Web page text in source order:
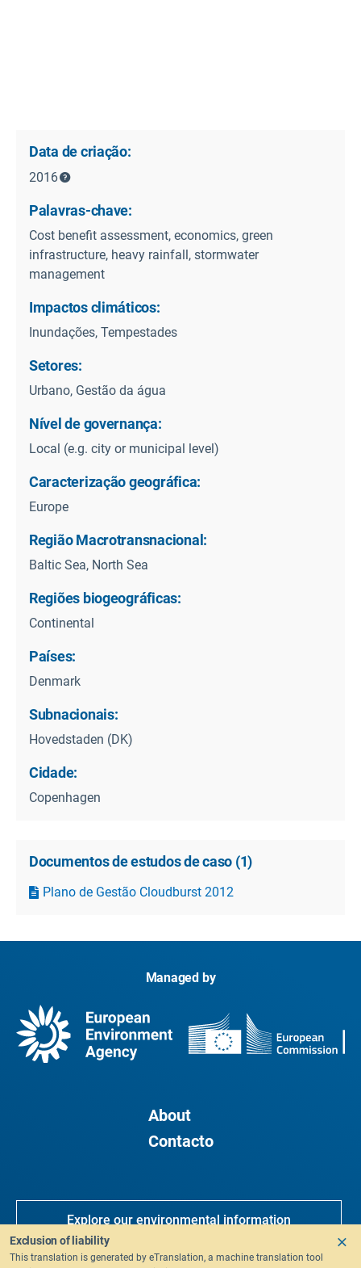
Data de criação:
2016
Palavras-chave:
Cost benefit assessment, economics, green
infrastructure, heavy rainfall, stormwater
management
Impactos climáticos:
Inundações, Tempestades
Setores:
Urbano, Gestão da água
Nível de governança:
Local (e.g. city or municipal level)
Caracterização geográfica:
Europe
Região Macrotransnacional:
Baltic Sea, North Sea
Regiões biogeográficas:
Continental
Países:
Denmark
Subnacionais:
Hovedstaden (DK)
Cidade:
Copenhagen
Documentos de estudos de caso (1)
Plano de Gestão Cloudburst 2012
Managed by
About
Contacto
Explore our environmental information
Exclusion of liability
This translation is generated by eTranslation, a machine translation tool